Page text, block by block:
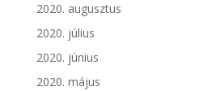
2020. augusztus
2020. július
2020. június
2020. május